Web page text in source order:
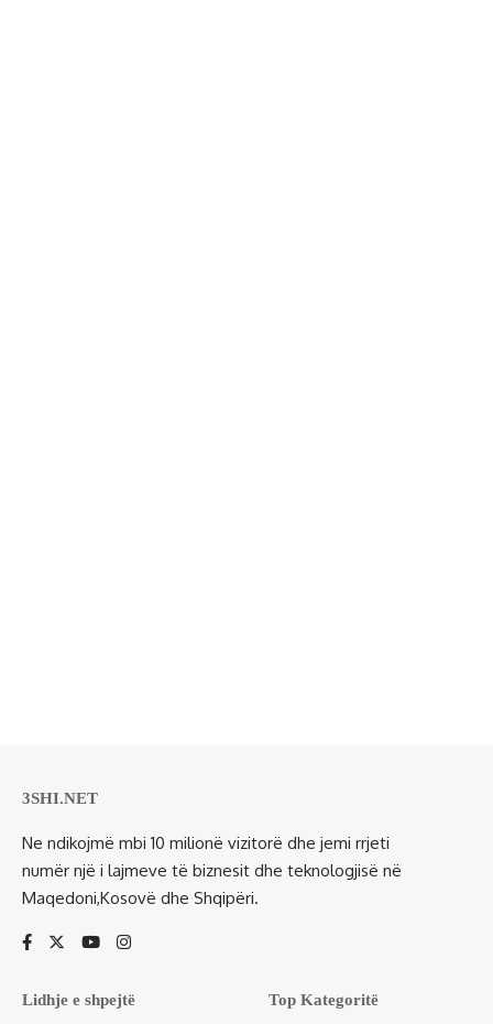
3SHI.NET
Ne ndikojmë mbi 10 milionë vizitorë dhe jemi rrjeti
numër një i lajmeve të biznesit dhe teknologjisë në
Maqedoni,Kosovë dhe Shqipëri.
Lidhje e shpejtë Top Kategoritë